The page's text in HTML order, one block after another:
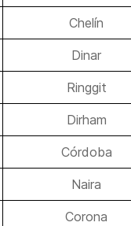
Chelín
Dinar
Ringgit
Dirham
Córdoba
Naira
Corona